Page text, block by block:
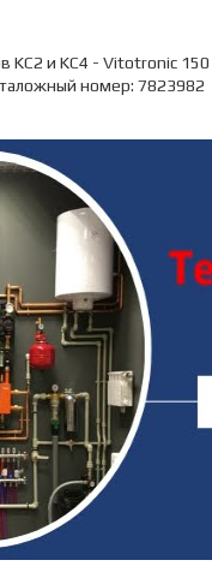
и KC4 - Vitotronic
номер: 7823982